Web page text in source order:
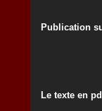
Publication
Le texte en